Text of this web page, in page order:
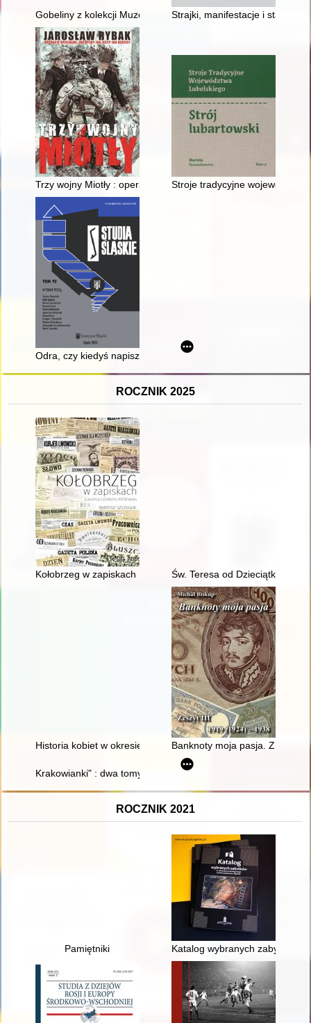
Gobeliny z kolekcji Muzeum Jana Kochanowskiego w
Strajki, manifestacje i starcia
Trzy wojny Miotły : operacje specjalne : jak było? jak jest? jak
Stroje tradycyjne województwa
Odra, czy kiedyś napisze się o niej wszystko...? : od polskiej
ROCZNIK 2025
Kołobrzeg w zapiskach : o kurorcie z przełomu XIX/XX wieku
Św. Teresa od Dzieciątka Jezus
Historia kobiet w okresie 1945-1989 : dokonania naukowe,
Banknoty moja pasja. Z. 3,
Krakowianki" : dwa tomy "zadumienia", ale i radości :
ROCZNIK 2021
Pamiętniki Katalog wybranych zabytków